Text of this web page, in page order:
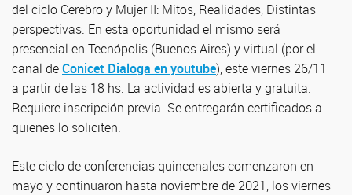
del ciclo Cerebro y Mujer II: Mitos, Realidades, Distintas
perspectivas. En esta oportunidad el mismo será
presencial en Tecnópolis (Buenos Aires) y virtual (por el
canal deConicet Dialoga en youtube), este viernes 26/11
a partir de las 18 hs. La actividad es abierta y gratuita.
Requiere inscripción previa. Se entregarán certificados a
quienes lo soliciten.
Este ciclo de conferencias quincenales comenzaron en
mayo y continuaron hasta noviembre de 2021, los viernes